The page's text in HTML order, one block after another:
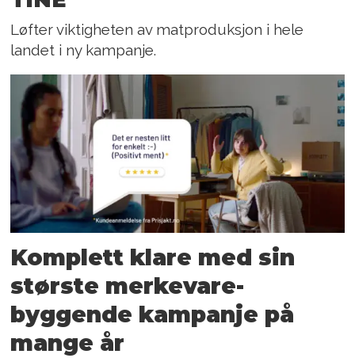
Løfter viktigheten av matproduksjon i hele
landet i ny kampanje.
Komplett klare med sin
største merkevare­
byggende kampanje på
mange år